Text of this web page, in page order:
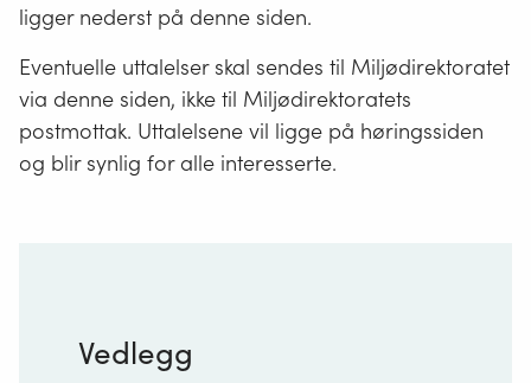
ligger nederst på denne siden.
Eventuelle uttalelser skal sendes til Miljødirektoratet
via denne siden, ikke til Miljødirektoratets
postmottak. Uttalelsene vil ligge på høringssiden
og blir synlig for alle interesserte.
Vedlegg